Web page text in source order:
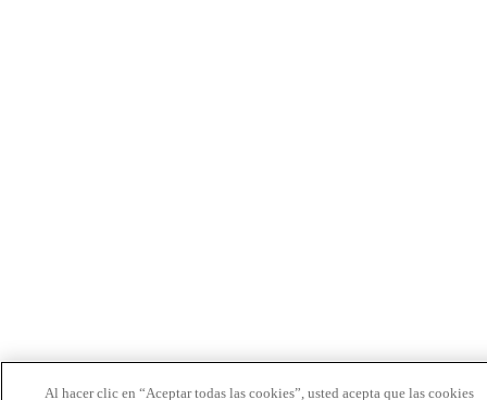
Al hacer clic en “Aceptar todas las cookies”, usted acepta que las cookies